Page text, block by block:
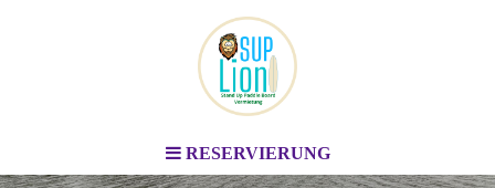
RESERVIERUNG